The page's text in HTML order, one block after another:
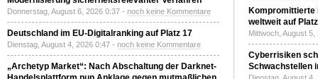
Donnerstag, August 6, 2026 0:37 - noch keine Kommentare
Deutschland im EU-Digitalranking auf Platz 17
Dienstag, August 4, 2026 0:47 - noch keine Kommentare
„Archetyp Market“: Nach Abschaltung der Darknet-
Kompromittierte
weltweit auf
Mittwoch, August
Cyberrisiken
Schwachstellen